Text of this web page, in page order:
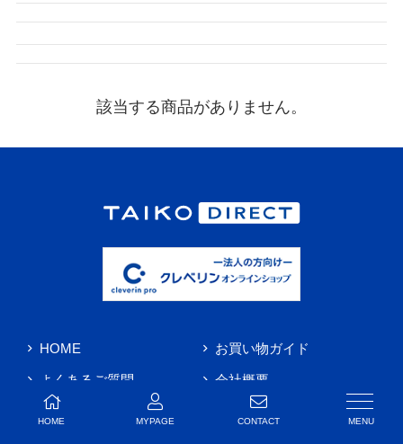
該当する商品がありません。
HOME お買い物ガイド
よくあるご質問 会社概要
お問い合わせ
HOME MYPAGE CONTACT